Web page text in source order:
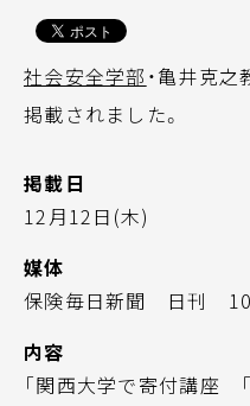
社会安全学部 ・亀井克
掲載されました。
掲載日
12月12日(木)
媒体
保険毎日新聞 日刊
内容
「関西大学で寄付講座